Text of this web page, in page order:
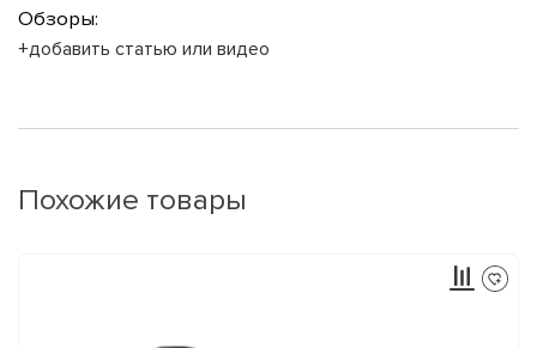
Обзоры:
+добавить статью или видео
Похожие товары